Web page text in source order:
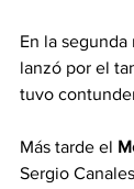
En la segunda
lanzó por el
tuvo
Más tarde el
Sergio